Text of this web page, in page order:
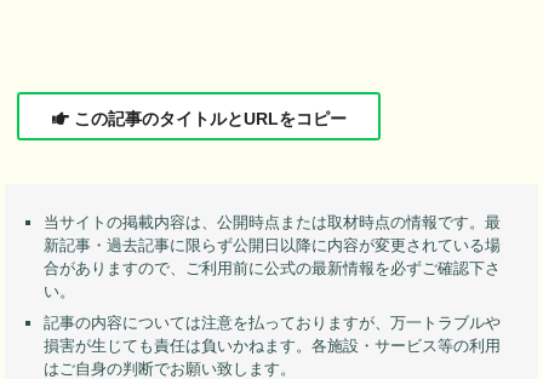
この記事のタイトルとURLをコピー
当サイトの掲載内容は、公開時点または取材時点の情報です。最
新記事・過去記事に限らず公開日以降に内容が変更されている場
合がありますので、ご利用前に公式の最新情報を必ずご確認下さ
い。
記事の内容については注意を払っておりますが、万一トラブルや
損害が生じても責任は負いかねます。各施設・サービス等の利用
はご自身の判断でお願い致します。